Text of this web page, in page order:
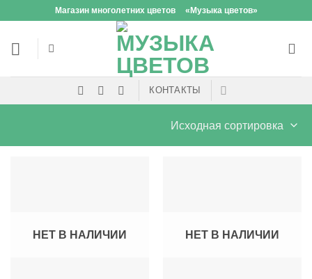
content
Магазин многолетних цветов «Музыка цветов»
КОНТАКТЫ
НЕТ В НАЛИЧИИ НЕТ В НАЛИЧИИ